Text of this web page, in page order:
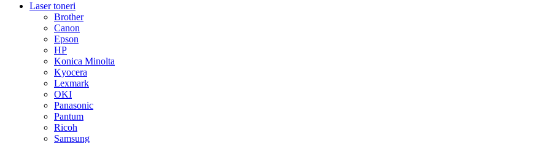
Laser toneri
Brother
Canon
Epson
HP
Konica Minolta
Kyocera
Lexmark
OKI
Panasonic
Pantum
Ricoh
Samsung